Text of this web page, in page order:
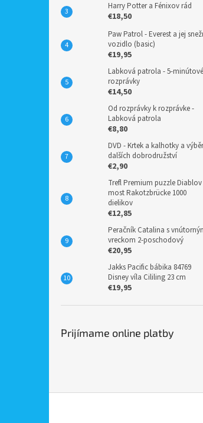
Harry Potter a Fénixov rád
€18,50
Paw Patrol - Everest a jej
vozidlo (basic)
€19,95
Labková patrola - 5-minútové
rozprávky
€14,50
Od rozprávky k rozprávke -
Labková patrola
€8,80
DVD - Krtek a kalhotky a
dalších dobrodružství
€2,90
Trefl Premium puzzle Diablov
most Rakotzbrücke 1000
dielikov
€12,85
Peračník Catalina s
vreckom 2-poschodový
€20,95
Jakks Pacific bábika 84769
Disney víla Cililing 23 cm
€19,95
Prijímame online platby